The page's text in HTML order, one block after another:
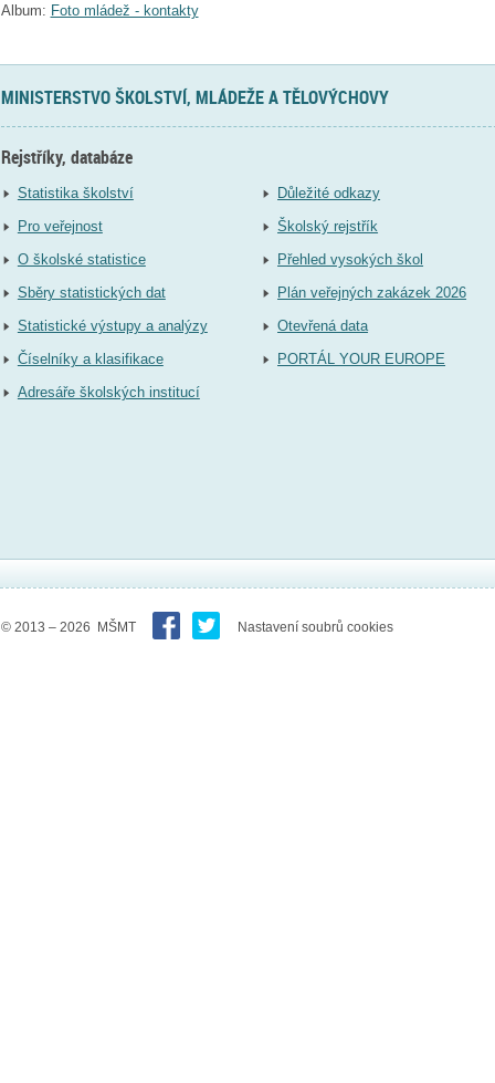
Album: Foto mládež - kontakty
MINISTERSTVO ŠKOLSTVÍ, MLÁDEŽE A TĚLOVÝCHOVY
Rejstříky, databáze
Statistika školství
Pro veřejnost
O školské statistice
Sběry statistických dat
Statistické výstupy a analýzy
Číselníky a klasifikace
Adresáře školských institucí
Důležité odkazy
Školský rejstřík
Přehled vysokých škol
Plán veřejných zakázek 2026
Otevřená data
PORTÁL YOUR EUROPE
© 2013 – 2026 MŠMT Nastavení soubrů cookies